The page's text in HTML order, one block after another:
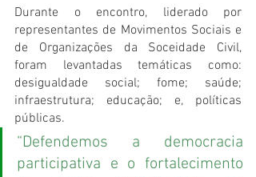
Durante o encontro, liderado por
representantes de Movimentos Sociais e
de Organizações da Soceidade Civil,
foram levantadas temáticas como:
desigualdade social; fome; saúde;
infraestrutura; educação; e, políticas
públicas.
“Defendemos a democracia
participativa e o fortalecimento